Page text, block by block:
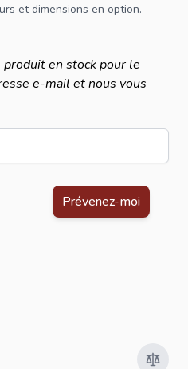
et dimensions en option.
produit en stock pour le
e-mail et nous vous
reCAPTCHA - laPolitique de
Prévenez-moi